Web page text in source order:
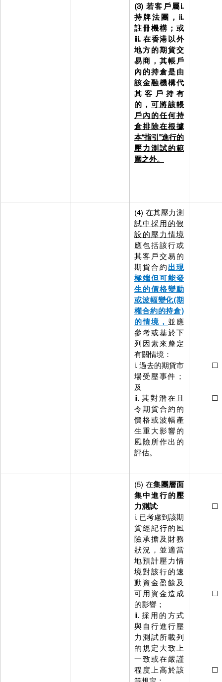
(3) 若客戶屬i.
持牌法團，ii.
註冊機構；或
iii. 在香港以外
地方的期貨交
易商，其帳戶
內的持倉是由
該金融機構代
其客戶持有
的， 可將該帳
戶內的任何持
倉排除在根據
本“指引”進行的
壓力測試的範
圍之外。
(4) 在其壓力測
試中採用的假
設的壓力情境
應包括該行或
其客戶交易的
期貨合約 出現
極端但可能發
生的價格變動
或波幅變化(期
權合約的持倉)
的情境， 並應
參考或基於下
列因素來釐定
有關情境：
i. 過去的期貨市
場受壓事件；
及
ii. 其對潛在且
令期貨合約的
價格或波幅產
生重大影響的
風險所作出的
評估。
☐
☐
(5) 在集團層面
集中進行的壓
力測試:
i. 已考慮到該期
貨經紀行的風
險承擔及財務
狀況，並適當
地預計壓力情
境對該行的速
動資金盈餘及
可用資金造成
的影響；
ii. 採用的方式
與自行進行壓
力測試所載列
的規定大致上
一致或在嚴謹
程度上高於該
☐
☐
☐